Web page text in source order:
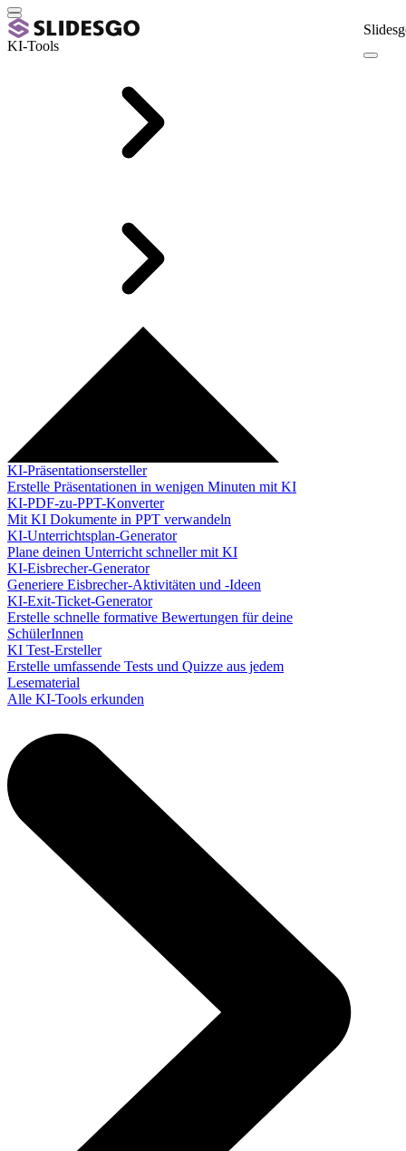
KI-Tools
KI-Präsentationsersteller
Erstelle Präsentationen in wenigen Minuten mit KI
KI-PDF-zu-PPT-Konverter
Mit KI Dokumente in PPT verwandeln
KI-Unterrichtsplan-Generator
Plane deinen Unterricht schneller mit KI
KI-Eisbrecher-Generator
Generiere Eisbrecher-Aktivitäten und -Ideen
KI-Exit-Ticket-Generator
Erstelle schnelle formative Bewertungen für deine
SchülerInnen
KI Test-Ersteller
Erstelle umfassende Tests und Quizze aus jedem
Lesematerial
Alle KI-Tools erkunden